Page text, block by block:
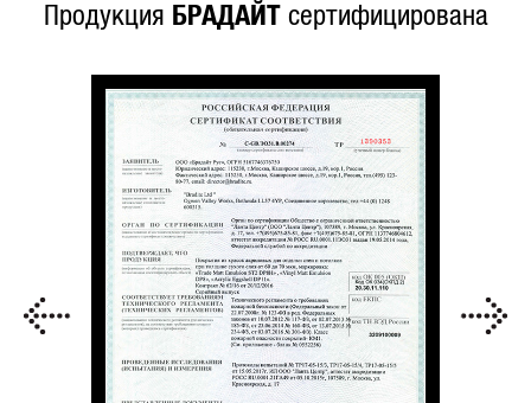
Продукция БРАДАЙТсертифицирована